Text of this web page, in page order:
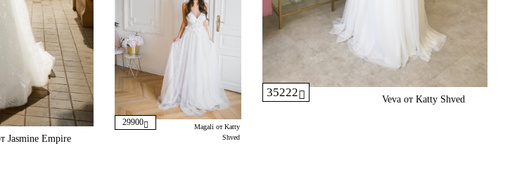
Jasmine Empire
29900
Magali от Katty
Shved
35222
Veva от Katty Shved